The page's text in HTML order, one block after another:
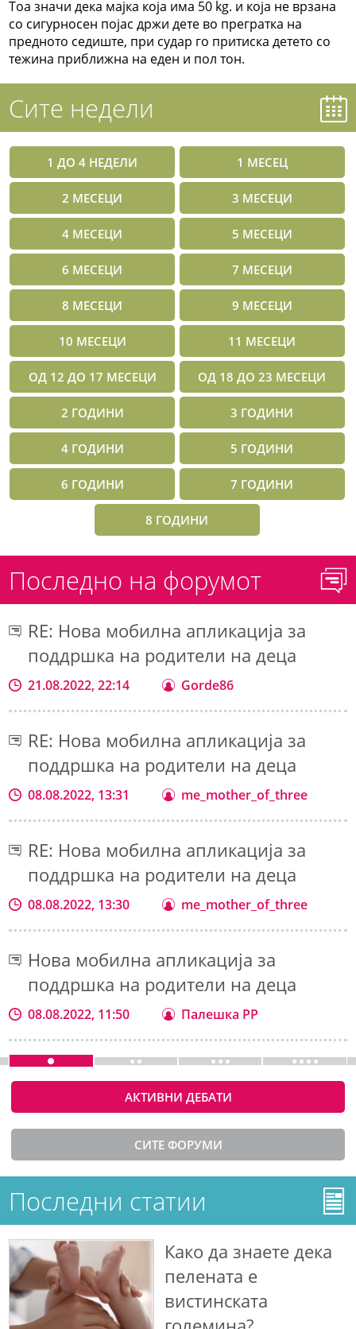
Тоа значи дека мајка која има 50 kg. и која не врзана
со сигурносен појас држи дете во прегратка на
предното седиште, при судар го притиска детето со
тежина приближна на еден и пол тон.
Сите недели
1 ДО 4 НЕДЕЛИ 1 МЕСЕЦ
2 МЕСЕЦИ 3 МЕСЕЦИ
4 МЕСЕЦИ 5 МЕСЕЦИ
6 МЕСЕЦИ 7 МЕСЕЦИ
8 МЕСЕЦИ 9 МЕСЕЦИ
10 МЕСЕЦИ 11 МЕСЕЦИ
ОД 12 ДО 17 МЕСЕЦИ ОД 18 ДО 23 МЕСЕЦИ
2 ГОДИНИ 3 ГОДИНИ
4 ГОДИНИ 5 ГОДИНИ
6 ГОДИНИ 7 ГОДИНИ
8 ГОДИНИ
Последно на форумот
RE: Нова мобилна апликација за
поддршка на родители на деца
21.08.2022, 22:14 Gorde86
RE: Нова мобилна апликација за
поддршка на родители на деца
08.08.2022, 13:31 me_mother_of_three
RE: Нова мобилна апликација за
поддршка на родители на деца
08.08.2022, 13:30 me_mother_of_three
Нова мобилна апликација за
поддршка на родители на деца
08.08.2022, 11:50 Палешка РР
АКТИВНИ ДЕБАТИ
СИТЕ ФОРУМИ
Последни статии
Како да знаете дека
пелената е
вистинската